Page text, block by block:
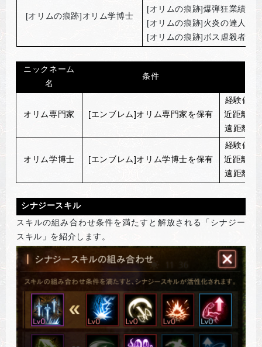
[オリムの痕跡]オリム学博士
[オリムの痕跡]爆弾狂業績達
[オリムの痕跡]火炎の達人
[オリムの痕跡]ボス虐殺者業
ニックネーム
名
条件
オリム専門家 [エンブレム]オリム専門家を保有
経験値獲
近距離回
遠距離回
オリム学博士 [エンブレム]オリム学博士を保有
経験値獲
近距離回
遠距離回
シナジースキル
スキルの組み合わせ条件を満たすと解放される「シナジー
スキル」を紹介します。